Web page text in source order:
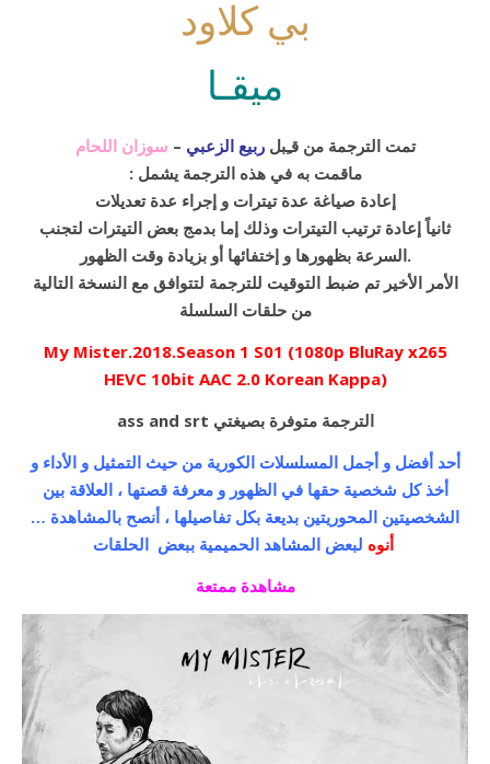
بي كلاود
ميقـا
تمت الترجمة من قـِبلربيع الزعبي – سوزان اللحام
: ماقمت به في هذه الترجمة يشمل
إعادة صياغة عدة تيترات و إجراء عدة تعديلات
ثانياً إعادة ترتيب التيترات وذلك إما بدمج بعض التيترات لتجنب
السرعة بظهورها و إختفائها أو بزيادة وقت الظهور.
الأمر الأخير تم ضبط التوقيت للترجمة لتتوافق مع النسخة التالية
من حلقات السلسلة
My Mister.2018.Season 1 S01 (1080p BluRay x265
HEVC 10bit AAC 2.0 Korean Kappa)
ass and srt الترجمة متوفرة بصيغتي
أحد أفضل و أجمل المسلسلات الكورية من حيث التمثيل و الأداء و
أخذ كل شخصية حقها في الظهور و معرفة قصتها ، العلاقة بين
الشخصيتين المحوريتين بديعة بكل تفاصيلها ، أنصح بالمشاهدة …
أنوهلبعض المشاهد الحميمية ببعض الحلقات
مشاهدة ممتعة